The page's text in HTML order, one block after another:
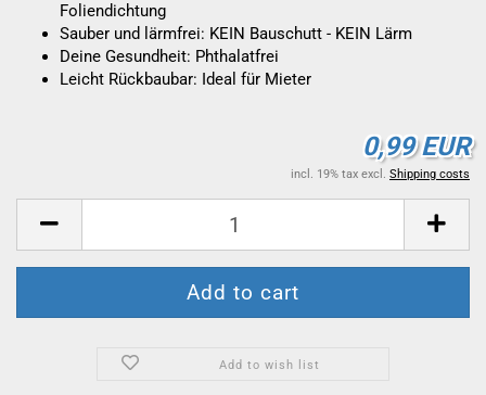
Foliendichtung
Sauber und lärmfrei: KEIN Bauschutt - KEIN Lärm
Deine Gesundheit: Phthalatfrei
Leicht Rückbaubar: Ideal für Mieter
0,99 EUR
incl. 19% tax excl. Shipping costs
Add to wish list